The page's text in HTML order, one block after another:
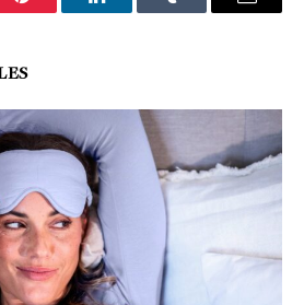
Pinterest LinkedInTumblr Email